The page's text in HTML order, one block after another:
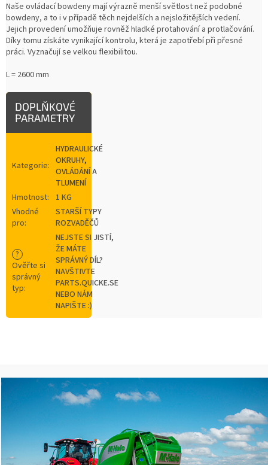
Naše ovládací bowdeny mají výrazně menší světlost než podobné
bowdeny, a to i v případě těch nejdelších a nejsložitějších vedení.
Jejich provedení umožňuje rovněž hladké protahování a protlačování.
Díky tomu získáte vynikající kontrolu, která je zapotřebí při přesné
práci. Vyznačují se velkou flexibilitou.
L = 2600 mm
DOPLŇKOVÉ
PARAMETRY
Kategorie:
HYDRAULICKÉ
OKRUHY,
OVLÁDÁNÍ A
TLUMENÍ
Hmotnost:
1 KG
Vhodné
pro:
STARŠÍ TYPY
ROZVADĚČŮ
?
Ověřte si
správný
typ:
NEJSTE SI JISTÍ,
ŽE MÁTE
SPRÁVNÝ DÍL?
NAVŠTIVTE
PARTS.QUICKE.SE
NEBO NÁM
NAPIŠTE :)